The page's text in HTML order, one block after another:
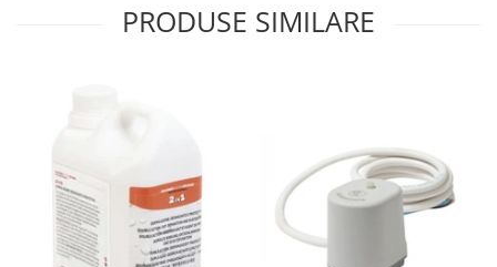
PRODUSE SIMILARE